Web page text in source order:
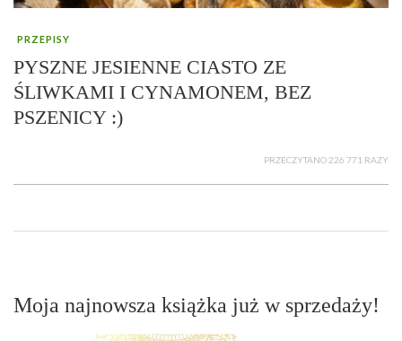
PRZEPISY
PYSZNE JESIENNE CIASTO ZE
ŚLIWKAMI I CYNAMONEM, BEZ
PSZENICY :)
PRZECZYTANO 226 771 RAZY
Moja najnowsza książka już w sprzedaży!